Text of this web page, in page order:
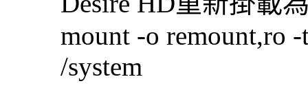
mount -o remount,ro
/system